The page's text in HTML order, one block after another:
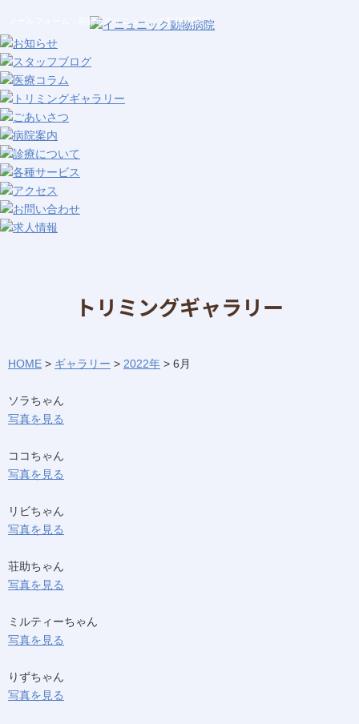
メールフォーム - 前橋市のイニュニック動物病院
トリミングギャラリー
HOME > ギャラリー > 2022年 > 6月
ソラちゃん
写真を見る
ココちゃん
写真を見る
リビちゃん
写真を見る
荘助ちゃん
写真を見る
ミルティーちゃん
写真を見る
りずちゃん
写真を見る